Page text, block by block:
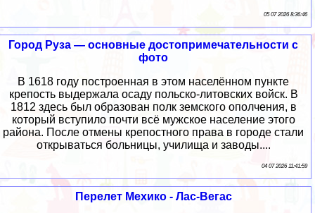
05 07 2026 8:36:46
Город Руза — основные достопримечательности с
фото
В 1618 году построенная в этом населённом пункте
крепость выдержала осаду польско-литовских войск. В
1812 здесь был образован полк земского ополчения, в
который вступило почти всё мужское население этого
района. После отмены крепостного права в городе стали
открываться больницы, училища и заводы....
04 07 2026 11:41:59
Перелет Мехико - Лас-Вегас